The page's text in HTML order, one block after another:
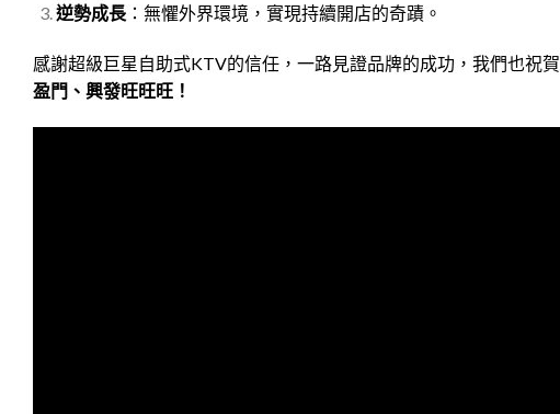
逆勢成長：無懼外界環境，實現持續開店的奇蹟。
感謝超級巨星自助式KTV的信任，一路見證品牌的成功，我們也祝賀
盈門、興發旺旺旺！